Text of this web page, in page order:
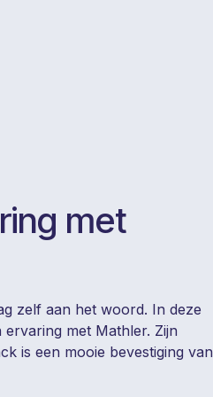
met
zelf aan het woord. In deze
met Mathler. Zijn
is een mooie bevestiging van